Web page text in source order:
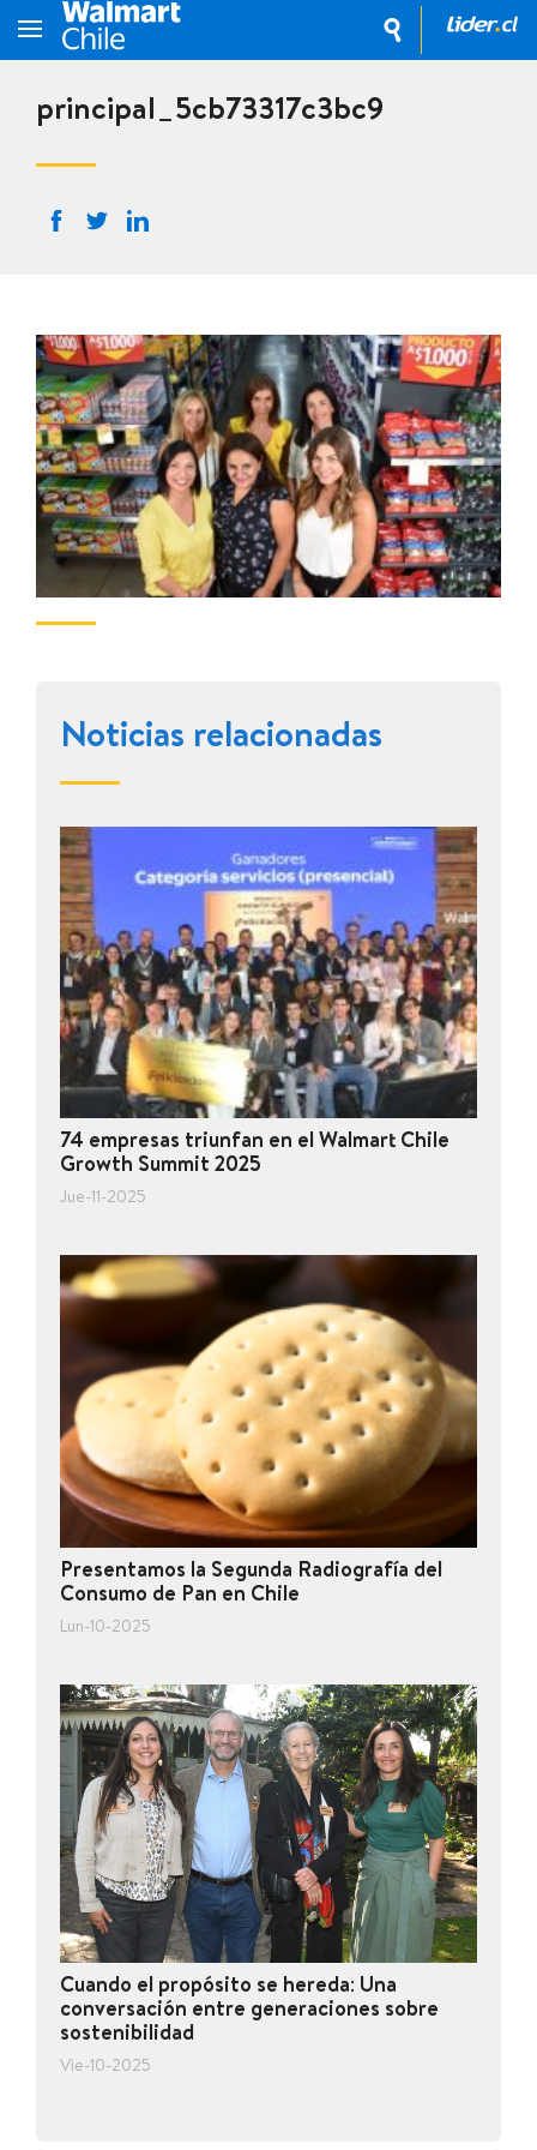
principal_5cb73317c3bc9
Noticias relacionadas
74 empresas triunfan en el Walmart Chile
Growth Summit 2025
Jue-11-2025
Presentamos la Segunda Radiografía del
Consumo de Pan en Chile
Lun-10-2025
Cuando el propósito se hereda: Una
conversación entre generaciones sobre
sostenibilidad
Vie-10-2025